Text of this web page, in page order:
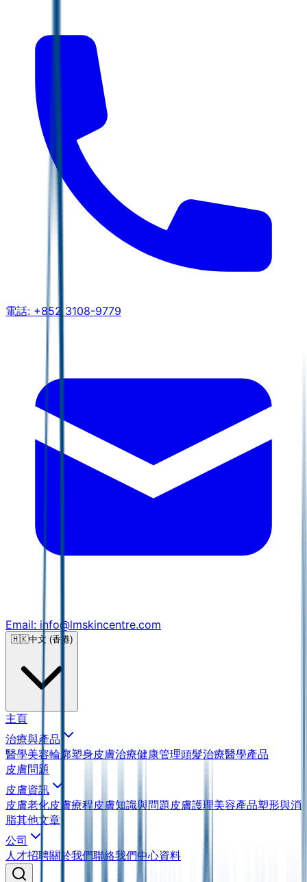
電話: +852 3108-9779
Email: info@lmskincentre.com
🇭🇰中文 (香港)
主頁
治療與產品
醫學美容輪廓塑身皮膚治療健康管理頭髮治療醫學產品
皮膚問題
皮膚資訊
皮膚老化皮膚療程皮膚知識與問題皮膚護理美容產品塑形與消
脂其他文章
公司
人才招聘關於我們聯絡我們中心資料